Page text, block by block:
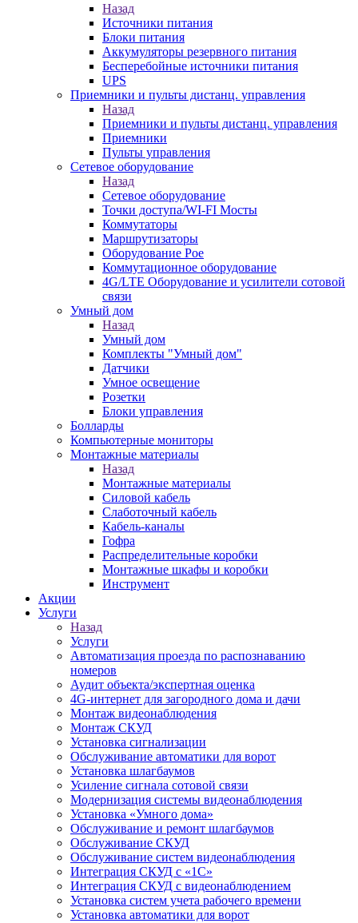
Назад
Источники питания
Блоки питания
Аккумуляторы резервного питания
Бесперебойные источники питания
UPS
Приемники и пульты дистанц. управления
Назад
Приемники и пульты дистанц. управления
Приемники
Пульты управления
Сетевое оборудование
Назад
Сетевое оборудование
Точки доступа/WI-FI Мосты
Коммутаторы
Маршрутизаторы
Оборудование Poe
Коммутационное оборудование
4G/LTE Оборудование и усилители сотовой
связи
Умный дом
Назад
Умный дом
Комплекты "Умный дом"
Датчики
Умное освещение
Розетки
Блоки управления
Болларды
Компьютерные мониторы
Монтажные материалы
Назад
Монтажные материалы
Силовой кабель
Слаботочный кабель
Кабель-каналы
Гофра
Распределительные коробки
Монтажные шкафы и коробки
Инструмент
Акции
Услуги
Назад
Услуги
Автоматизация проезда по распознаванию
номеров
Аудит объекта/экспертная оценка
4G-интернет для загородного дома и дачи
Монтаж видеонаблюдения
Монтаж СКУД
Установка сигнализации
Обслуживание автоматики для ворот
Установка шлагбаумов
Усиление сигнала сотовой связи
Модернизация системы видеонаблюдения
Установка «Умного дома»
Обслуживание и ремонт шлагбаумов
Обслуживание СКУД
Обслуживание систем видеонаблюдения
Интеграция СКУД с «1С»
Интеграция СКУД с видеонаблюдением
Установка систем учета рабочего времени
Установка автоматики для ворот